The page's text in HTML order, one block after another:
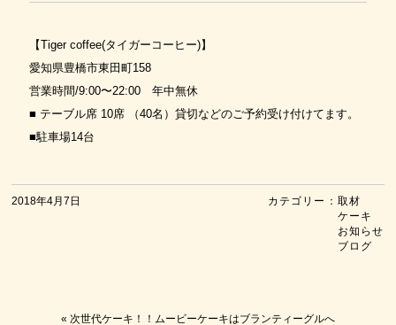
【Tiger coffee(タイガーコーヒー)】
愛知県豊橋市東田町158
営業時間/9:00〜22:00 年中無休
■ テーブル席 10席 （40名）貸切などのご予約受け付けてます。
■駐車場14台
カテゴリー： 取材
ケーキ
お知らせ
ブログ
2018年4月7日
« 次世代ケーキ！！ムービーケーキはブランティーグルへ